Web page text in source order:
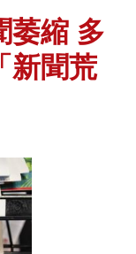
萎縮 多
新聞荒